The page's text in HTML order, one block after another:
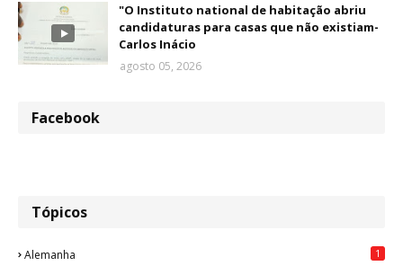
"O Instituto national de habitação abriu
candidaturas para casas que não existiam-
Carlos Inácio
agosto 05, 2026
Facebook
Tópicos
Alemanha 1